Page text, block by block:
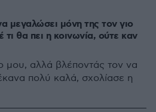
μεγαλώσει μόνη της τον γιο
θα πει η κοινωνία, ούτε καν
μου, αλλά βλέποντάς τον να
πολύ καλά, σχολίασε η